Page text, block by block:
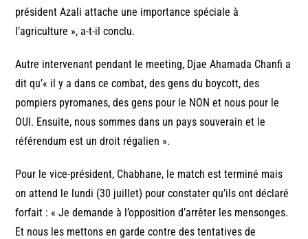
président Azali attache une importance spéciale à
l’agriculture », a-t-il conclu.
Autre intervenant pendant le meeting, Djae Ahamada Chanfi a
dit qu’« il y a dans ce combat, des gens du boycott, des
pompiers pyromanes, des gens pour le NON et nous pour le
OUI. Ensuite, nous sommes dans un pays souverain et le
référendum est un droit régalien ».
Pour le vice-président, Chabhane, le match est terminé mais
on attend le lundi (30 juillet) pour constater qu’ils ont déclaré
forfait : « Je demande à l’opposition d’arrêter les mensonges.
Et nous les mettons en garde contre des tentatives de